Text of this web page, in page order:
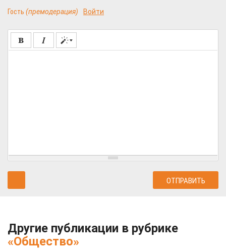
Гость (премодерация) Войти
Другие публикации в рубрике
«Общество»